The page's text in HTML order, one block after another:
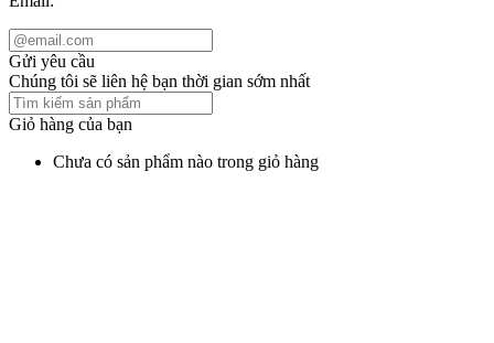
Gửi yêu cầu
Chúng tôi sẽ liên hệ bạn thời gian sớm nhất
Giỏ hàng của bạn
Chưa có sản phẩm nào trong giỏ hàng